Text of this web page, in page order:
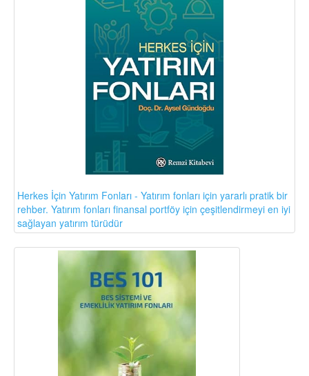
Herkes İçin Yatırım Fonları - Yatırım fonları için yararlı pratik bir
rehber. Yatırım fonları finansal portföy için çeşitlendirmeyi en iyi
sağlayan yatırım türüdür